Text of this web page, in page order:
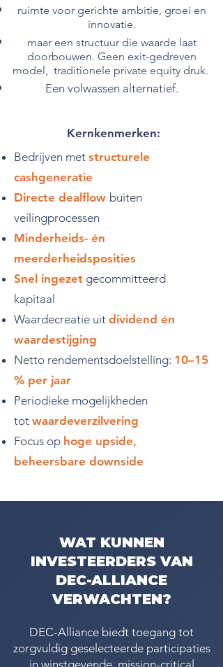
ruimte voor gerichte ambitie, groei en
innovatie.
maar een structuur die waarde laat
doorbouwen. Geen exit-gedreven
model, traditionele private equity druk.
Een volwassen alternatief.
Kernkenmerken:
Bedrijven met structurele
cashgeneratie
Directe dealflow buiten
veilingprocessen
Minderheids- én
meerderheidsposities
Snel ingezet gecommitteerd
kapitaal
Waardecreatie uit dividend én
waardestijging
Netto rendementsdoelstelling: 10–15
% per jaar
Periodieke mogelijkheden
tot waardeverzilvering
Focus op hoge upside,
beheersbare downside
WAT KUNNEN
INVESTEERDERS VAN
DEC-ALLIANCE
VERWACHTEN?
DEC-Alliance biedt toegang tot
zorgvuldig geselecteerde participaties
in winstgevende, mission-critical